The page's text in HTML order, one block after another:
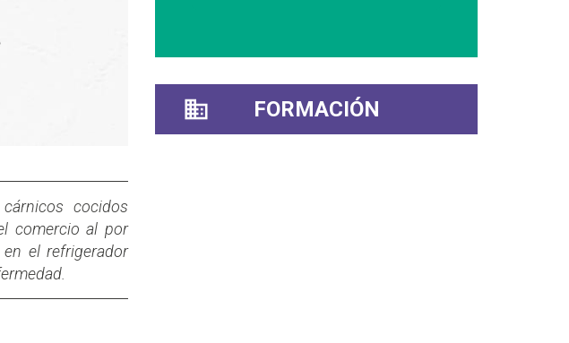
cocidos
comercio al por
el refrigerador
FORMACIÓN